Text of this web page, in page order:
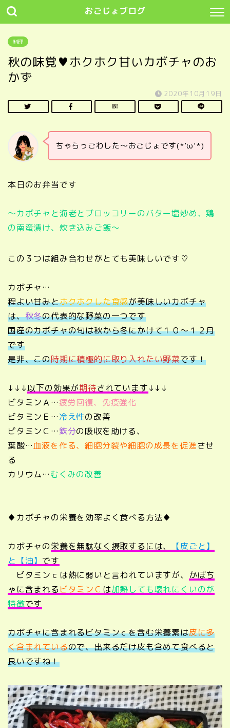
おごじょブログ
料理
秋の味覚♥ホクホク甘いカボチャのお
かず
2020年10月19日
ちゃらっごわした～おごじょです(*’ω’*)
本日のお弁当です
～カボチャと海老とブロッコリーのバター塩炒め、鶏
の南蛮漬け、炊き込みご飯～
この３つは組み合わせがとても美味しいです♡
カボチャ…
程よい甘みとホクホクした食感が美味しいカボチャ
は、秋冬の代表的な野菜の一つです
国産のカボチャの旬は秋から冬にかけて１０～１２月
です
是非、この時期に積極的に取り入れたい野菜です！
↓↓↓以下の効果が期待されています↓↓↓
ビタミンＡ…疲労回復、免疫強化
ビタミンＥ…冷え性の改善
ビタミンＣ…鉄分の吸収を助ける、
葉酸…血液を作る、細胞分裂や細胞の成長を促進させ
る
カリウム…むくみの改善
♦カボチャの栄養を効率よく食べる方法♦
カボチャの栄養を無駄なく摂取するには、
【皮ごと】
と【油】 です
ビタミンｃは熱に弱いと言われていますが、 かぼち
ゃに含まれるビタミンＣ は加熱しても壊れにくいのが
特徴です
カボチャに含まれるビタミンｃを含む栄養素は皮に多
く含まれているので、出来るだけ皮も含めて食べると
良いですね！